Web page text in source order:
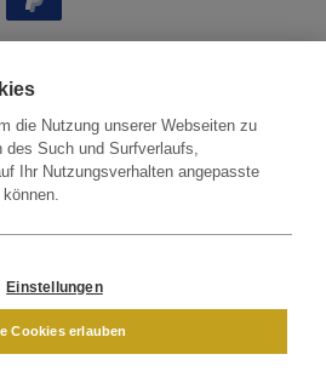
Partner
Versand
DAMEN
die Nutzung unserer Webseiten zu
Such und Surfverlaufs,
Ihr Nutzungsverhalten angepasste
können.
Einstellungen
Cookies erlauben